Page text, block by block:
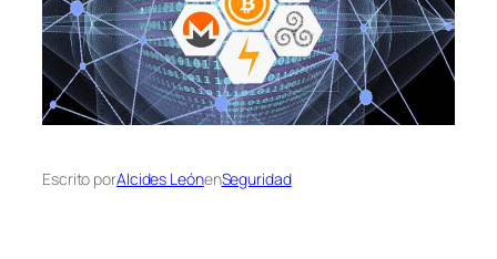
Escrito porAlcides LeónenSeguridad